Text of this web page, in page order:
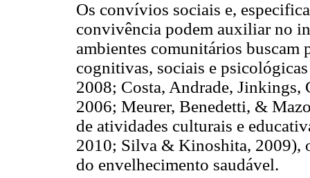
Os convívios sociais e,
convivência podem auxiliar no
ambientes comunitários buscam
cognitivas, sociais e
2008; Costa, Andrade, Jinkings,
2006; Meurer, Benedetti, &
de atividades culturais e
2010; Silva & Kinoshita, 2009),
do envelhecimento saudável.